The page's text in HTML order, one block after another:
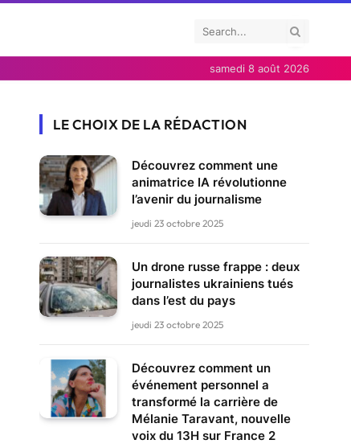
samedi 8 août 2026
LE CHOIX DE LA RÉDACTION
Découvrez comment une
animatrice IA révolutionne
l’avenir du journalisme
jeudi 23 octobre 2025
Un drone russe frappe : deux
journalistes ukrainiens tués
dans l’est du pays
jeudi 23 octobre 2025
Découvrez comment un
événement personnel a
transformé la carrière de
Mélanie Taravant, nouvelle
voix du 13H sur France 2